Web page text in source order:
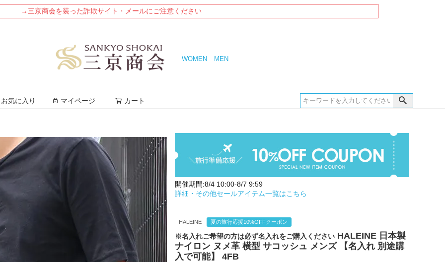
→三京商会を装った詐欺サイト・メールにご注意ください
WOMEN MEN
お気に入り マイページ カート
開催期間:8/4 10:00-8/7 9:59
詳細・その他セールアイテム一覧はこちら
HALEINE 夏の旅行応援10%OFFクーポン
※名入れご希望の方は必ず名入れをご購入ください HALEINE 日本製
ナイロン ヌメ革 横型 サコッシュ メンズ 【名入れ 別途購
入で可能】 4FB